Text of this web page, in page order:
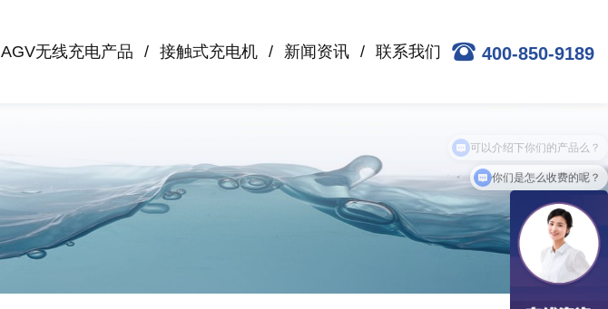
400-850-9189
AGV无线充电产品 接触式充电机 新闻资讯 联系我们
你们是怎么收费的呢？